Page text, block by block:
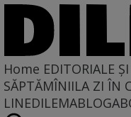
Home EDITORIALE
SĂPTĂMÎNIILA ZI ÎN
LINEDILEMABLOG